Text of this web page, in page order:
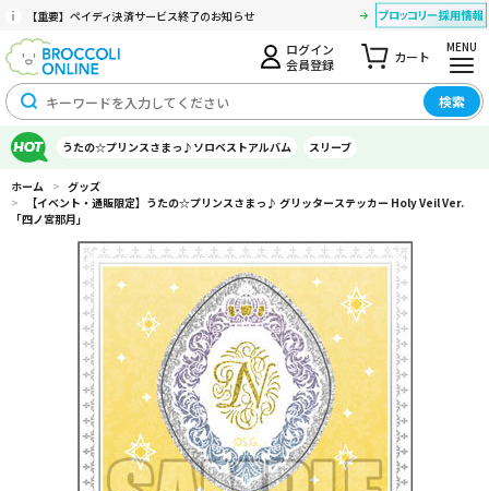
【重要】ペイディ決済サービス終了のお知らせ
ログイン
会員登録
カート
MENU
検索
うたの☆プリンスさまっ♪ソロベストアルバム スリーブ
ホーム > グッズ
>
【イベント・通販限定】うたの☆プリンスさまっ♪ グリッターステッカー Holy Veil Ver.
「四ノ宮那月」